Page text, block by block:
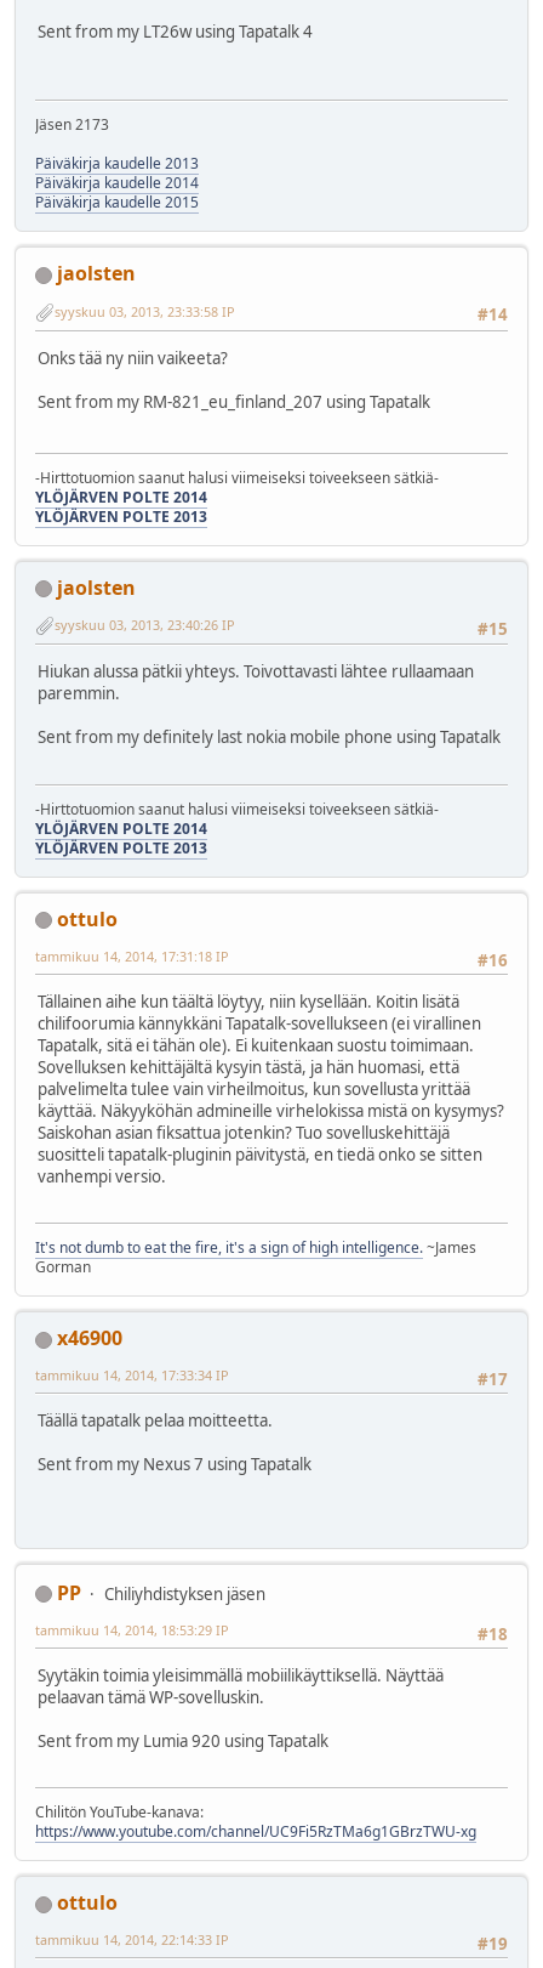
Sent from my LT26w using Tapatalk 4
Jäsen 2173
Päiväkirja kaudelle 2013
Päiväkirja kaudelle 2014
Päiväkirja kaudelle 2015
jaolsten
#14
syyskuu 03, 2013, 23:33:58 IP
Onks tää ny niin vaikeeta?
Sent from my RM-821_eu_finland_207 using Tapatalk
-Hirttotuomion saanut halusi viimeiseksi toiveekseen sätkiä-
YLÖJÄRVEN POLTE 2014
YLÖJÄRVEN POLTE 2013
jaolsten
#15
syyskuu 03, 2013, 23:40:26 IP
Hiukan alussa pätkii yhteys. Toivottavasti lähtee rullaamaan
paremmin.
Sent from my definitely last nokia mobile phone using Tapatalk
-Hirttotuomion saanut halusi viimeiseksi toiveekseen sätkiä-
YLÖJÄRVEN POLTE 2014
YLÖJÄRVEN POLTE 2013
ottulo
#16
tammikuu 14, 2014, 17:31:18 IP
Tällainen aihe kun täältä löytyy, niin kysellään. Koitin lisätä
chilifoorumia kännykkäni Tapatalk-sovellukseen (ei virallinen
Tapatalk, sitä ei tähän ole). Ei kuitenkaan suostu toimimaan.
Sovelluksen kehittäjältä kysyin tästä, ja hän huomasi, että
palvelimelta tulee vain virheilmoitus, kun sovellusta yrittää
käyttää. Näkyyköhän admineille virhelokissa mistä on kysymys?
Saiskohan asian fiksattua jotenkin? Tuo sovelluskehittäjä
suositteli tapatalk-pluginin päivitystä, en tiedä onko se sitten
vanhempi versio.
It's not dumb to eat the fire, it's a sign of high intelligence.~James
Gorman
x46900
#17
tammikuu 14, 2014, 17:33:34 IP
Täällä tapatalk pelaa moitteetta.
Sent from my Nexus 7 using Tapatalk
PP
Chiliyhdistyksen jäsen
#18
tammikuu 14, 2014, 18:53:29 IP
Syytäkin toimia yleisimmällä mobiilikäyttiksellä. Näyttää
pelaavan tämä WP-sovelluskin.
Sent from my Lumia 920 using Tapatalk
Chilitön YouTube-kanava:
https://www.youtube.com/channel/UC9Fi5RzTMa6g1GBrzTWU-xg
ottulo
#19
tammikuu 14, 2014, 22:14:33 IP